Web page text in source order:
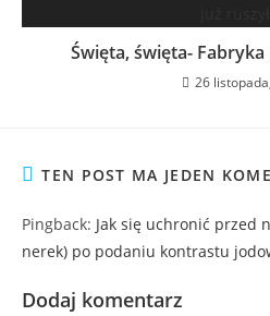
Święta, święta- Fabryka
26
TEN POST MA JEDEN
Pingback: Jak się uchronić przed
nerek) po podaniu kontrastu
Dodaj komentarz